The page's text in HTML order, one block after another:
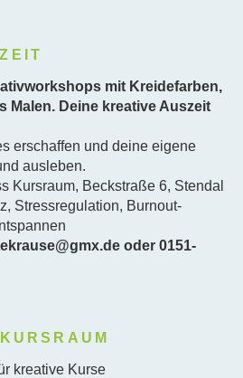
mit Kreidefarben,
Malen. Deine kreative Auszeit
erschaffen und deine eigene
ausleben.
Kursraum, Beckstraße 6, Stendal
Stressregulation, Burnout-
oder 0151-
kreative Kurse